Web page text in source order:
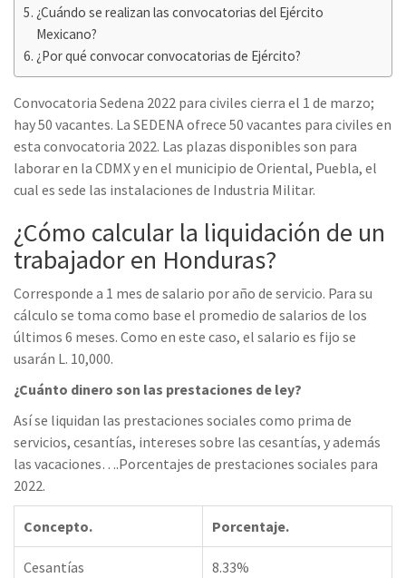
¿Cuándo se realizan las convocatorias del Ejército
Mexicano?
¿Por qué convocar convocatorias de Ejército?
Convocatoria Sedena 2022 para civiles cierra el 1 de marzo;
hay 50 vacantes. La SEDENA ofrece 50 vacantes para civiles en
esta convocatoria 2022. Las plazas disponibles son para
laborar en la CDMX y en el municipio de Oriental, Puebla, el
cual es sede las instalaciones de Industria Militar.
¿Cómo calcular la liquidación de un
trabajador en Honduras?
Corresponde a 1 mes de salario por año de servicio. Para su
cálculo se toma como base el promedio de salarios de los
últimos 6 meses. Como en este caso, el salario es fijo se
usarán L. 10,000.
¿Cuánto dinero son las prestaciones de ley?
Así se liquidan las prestaciones sociales como prima de
servicios, cesantías, intereses sobre las cesantías, y además
las vacaciones….Porcentajes de prestaciones sociales para
2022.
Concepto. Porcentaje.
Cesantías 8.33%